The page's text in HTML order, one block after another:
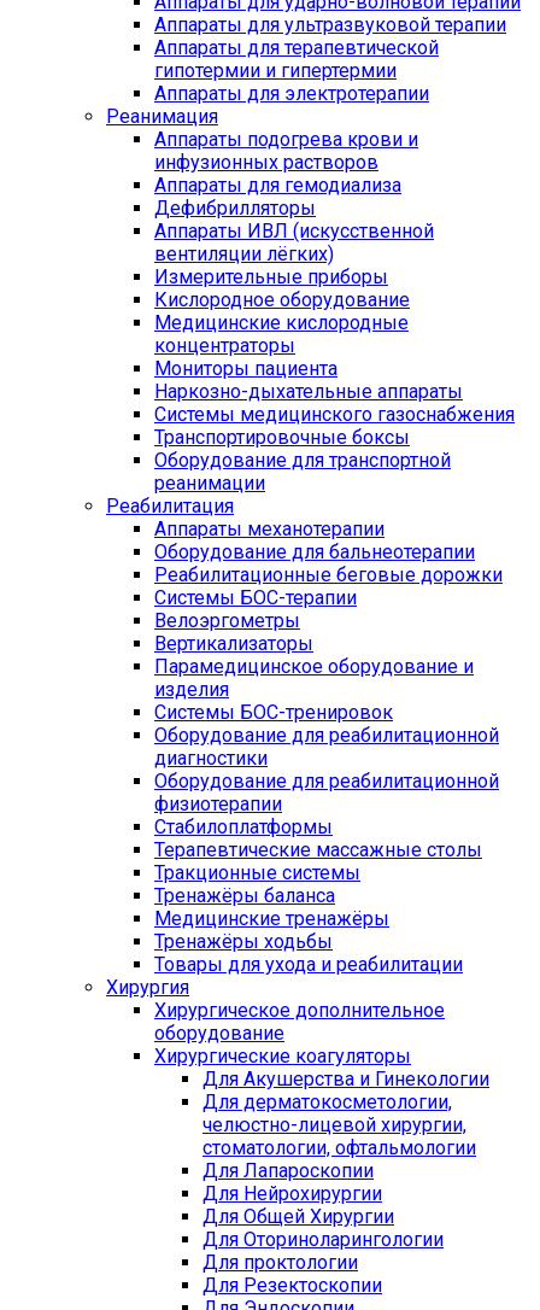
Аппараты для ультразвуковой терапии
Аппараты для терапевтической
гипотермии и гипертермии
Аппараты для электротерапии
Реанимация
Аппараты подогрева крови и
инфузионных растворов
Аппараты для гемодиализа
Дефибрилляторы
Аппараты ИВЛ (искусственной
вентиляции лёгких)
Измерительные приборы
Кислородное оборудование
Медицинские кислородные
концентраторы
Мониторы пациента
Наркозно-дыхательные аппараты
Системы медицинского газоснабжения
Транспортировочные боксы
Оборудование для транспортной
реанимации
Реабилитация
Аппараты механотерапии
Оборудование для бальнеотерапии
Реабилитационные беговые дорожки
Системы БОС-терапии
Велоэргометры
Вертикализаторы
Парамедицинское оборудование и
изделия
Системы БОС-тренировок
Оборудование для реабилитационной
диагностики
Оборудование для реабилитационной
физиотерапии
Стабилоплатформы
Терапевтические массажные столы
Тракционные системы
Тренажёры баланса
Медицинские тренажёры
Тренажёры ходьбы
Товары для ухода и реабилитации
Хирургия
Хирургическое дополнительное
оборудование
Хирургические коагуляторы
Для Акушерства и Гинекологии
Для дерматокосметологии,
челюстно-лицевой хирургии,
стоматологии, офтальмологии
Для Лапароскопии
Для Нейрохирургии
Для Общей Хирургии
Для Оториноларингологии
Для проктологии
Для Резектоскопии